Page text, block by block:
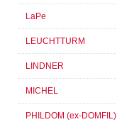
LaPe
LEUCHTTURM
LINDNER
MICHEL
PHILDOM (ex-DOMFIL)